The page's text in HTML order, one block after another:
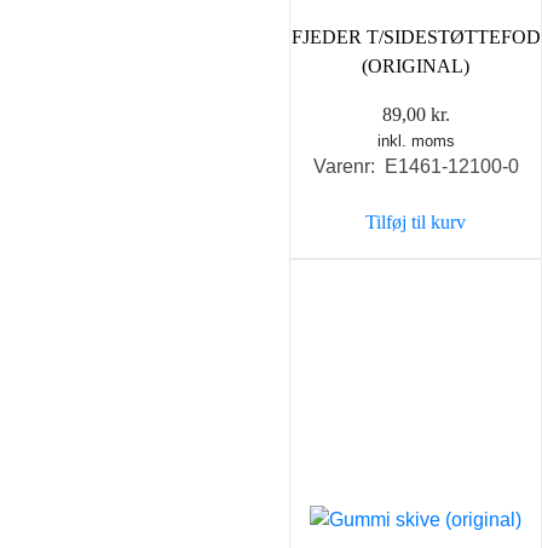
FJEDER T/SIDESTØTTEFOD
(ORIGINAL)
89,00 kr.
inkl. moms
Varenr: E1461-12100-0
Tilføj til kurv